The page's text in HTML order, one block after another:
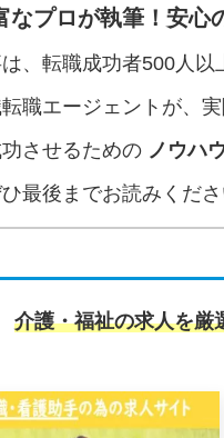
なプロが執筆！安心
、転職成功者500人
職エージェントが、
させるための ノウハ
最後までお読みくださ
介護・福祉の求人を厳